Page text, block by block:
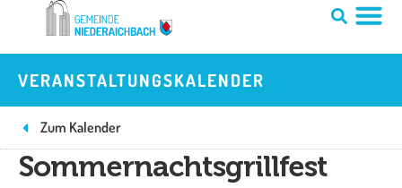
springen
VERANSTALTUNGSKALENDER
Zum Kalender
Sommernachtsgrillfest